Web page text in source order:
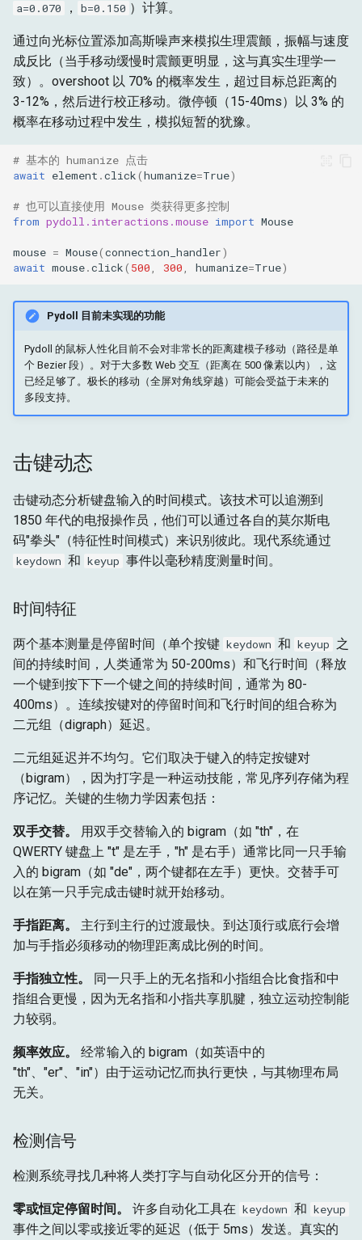
a=0.070 ， b=0.150 ）计算。
通过向光标位置添加高斯噪声来模拟生理震颤，振幅与速度
成反比（当手移动缓慢时震颤更明显，这与真实生理学一
致）。overshoot 以 70% 的概率发生，超过目标总距离的
3-12%，然后进行校正移动。微停顿（15-40ms）以 3% 的
概率在移动过程中发生，模拟短暂的犹豫。
# 基本的 humanize 点击
await element .click(humanize=True)
# 也可以直接使用 Mouse 类获得更多控制
from pydoll.interactions.mouse import Mouse
mouse = Mouse(connection_handler)
await mouse.click( 500, 300, humanize=True)
Pydoll 目前未实现的功能
Pydoll 的鼠标人性化目前不会对非常长的距离建模子移动（路径是单
个 Bezier 段）。对于大多数 Web 交互（距离在 500 像素以内），这
已经足够了。极长的移动（全屏对角线穿越）可能会受益于未来的
多段支持。
击键动态
击键动态分析键盘输入的时间模式。该技术可以追溯到
1850 年代的电报操作员，他们可以通过各自的莫尔斯电
码"拳头"（特征性时间模式）来识别彼此。现代系统通过
keydown 和 keyup 事件以毫秒精度测量时间。
时间特征
两个基本测量是停留时间（单个按键 keydown 和 keyup 之
间的持续时间，人类通常为 50-200ms）和飞行时间（释放
一个键到按下下一个键之间的持续时间，通常为 80-
400ms）。连续按键对的停留时间和飞行时间的组合称为
二元组（digraph）延迟。
二元组延迟并不均匀。它们取决于键入的特定按键对
（bigram），因为打字是一种运动技能，常见序列存储为程
序记忆。关键的生物力学因素包括：
双手交替。
用双手交替输入的 bigram（如 "th"，在
QWERTY 键盘上 "t" 是左手，"h" 是右手）通常比同一只手输
入的 bigram（如 "de"，两个键都在左手）更快。交替手可
以在第一只手完成击键时就开始移动。
手指距离。
主行到主行的过渡最快。到达顶行或底行会增
加与手指必须移动的物理距离成比例的时间。
手指独立性。
同一只手上的无名指和小指组合比食指和中
指组合更慢，因为无名指和小指共享肌腱，独立运动控制能
力较弱。
频率效应。
经常输入的 bigram（如英语中的
"th"、"er"、"in"）由于运动记忆而执行更快，与其物理布局
无关。
检测信号
检测系统寻找几种将人类打字与自动化区分开的信号：
零或恒定停留时间。 许多自动化工具在 keydown 和 keyup
事件之间以零或接近零的延迟（低于 5ms）发送。真实的